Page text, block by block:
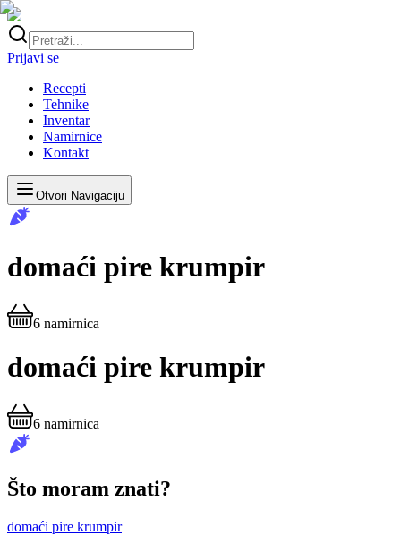
Prijavi se
Recepti
Tehnike
Inventar
Namirnice
Kontakt
Otvori Navigaciju
domaći pire krumpir
6 namirnica
domaći pire krumpir
6 namirnica
Što moram znati?
domaći pire krumpir